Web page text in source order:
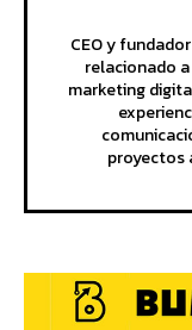
CEO y
relacionado
marketing
proyectos